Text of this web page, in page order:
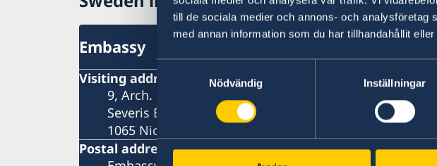
till de sociala medier och annons- och
med annan information som du har tillhandahållit
Samtyckesval
Nödvändig
Inställningar
Embassy
Visiting address
9, Arch. Makarios III Avenue
Severis Building, 2nd floor
1065 Nicosia
Postal address